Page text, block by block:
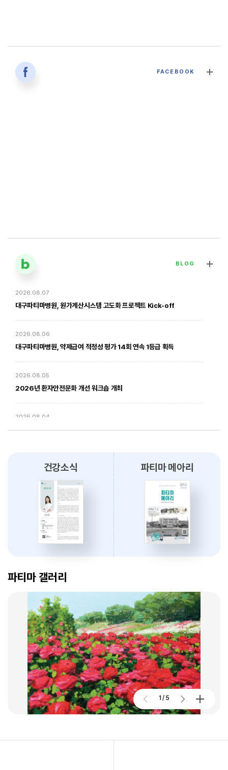
[대구파티마병원] 심장혈관흉부외과 김병호 의무원장 인터뷰 | 진료·
전문분야 이야기
2026. 01. 20
암 표적치료 - 대구파티마병원 병리과 변정섭 과장
2026. 01. 07
암환자의 관리 - 대구파티마병원 혈액종양내과 이선아 과장
2026. 01. 02
FACEBOOK
BLOG
2026.08.07
대구파티마병원, 원가계산시스템 고도화 프로젝트 Kick-off
2026.08.06
대구파티마병원, 약제급여 적정성 평가 14회 연속 1등급 획득
2026.08.05
2026년 환자안전문화 개선 워크숍 개최
2026.08.04
대구파티마병원, 동부도서관에서 '우리 아이 발달 체크리스트' 건강강좌
2026.08.03
대구파티마병원, 개원 70주년 기념 『미션, 파티마에서 빛나다』 발간
축하식 개최
2026.07.31
대구광역시간호사회와 함께 개원 70주년 기념 커피부스 운영
대구파티마병원, 진단검사의학과 리모델링 축복식 개최
2026.07.29
우성진 동구청장, 대구파티마병원 방문
2026.07.28
대구파티마병원, 스타키보청기 대구센터로부터 개원 70주년 기념
노트북 기증 받아
2026.07.27
대구파티마병원, 개원 70주년 기념 및 제11회 생명사랑 생명주간 축제
건강소식 파티마 메아리
파티마 갤러리
1 / 5